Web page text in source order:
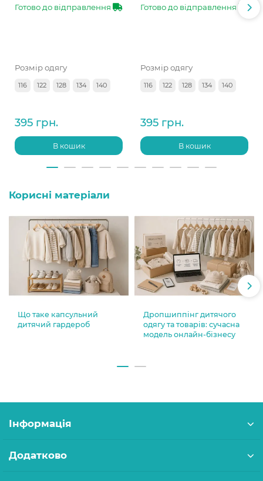
Готово до відправлення
Розмір одягу
116 122 128 134 140
395 грн.
В кошик
Готово до відправлення
Розмір одягу
116 122 128 134 140
395 грн.
В кошик
Корисні матеріали
Що таке капсульний
дитячий гардероб
Дропшиппінг дитячого
одягу та товарів: сучасна
модель онлайн-бізнесу
Інформація
Додатково